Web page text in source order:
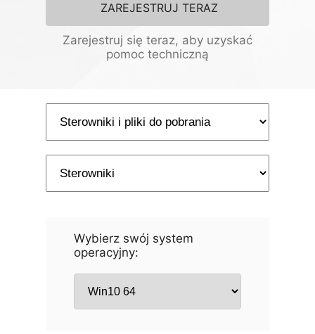
ZAREJESTRUJ TERAZ
Zarejestruj się teraz, aby uzyskać
pomoc techniczną
Wybierz swój system
operacyjny: